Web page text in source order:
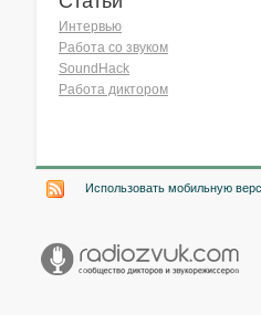
Интервью
Работа со звуком
SoundHack
Работа диктором
Использовать мобильную